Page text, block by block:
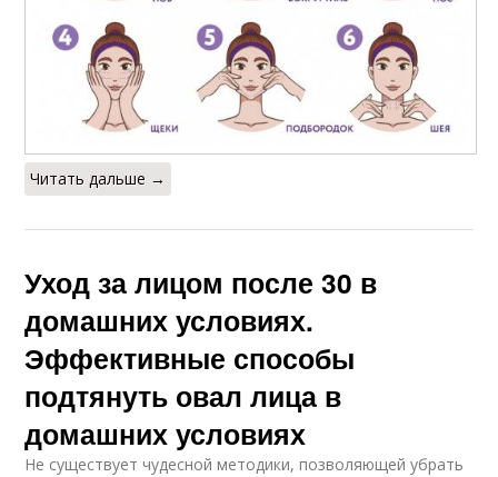
Читать дальше →
Уход за лицом после 30 в
домашних условиях.
Эффективные способы
подтянуть овал лица в
домашних условиях
Не существует чудесной методики, позволяющей убрать